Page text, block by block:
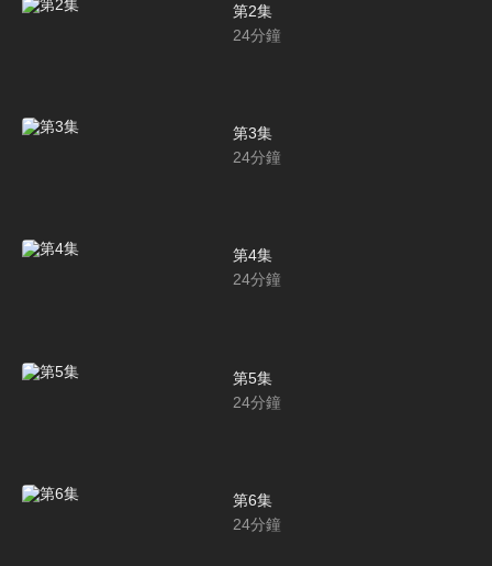
第2集
24分鐘
第3集
24分鐘
第4集
24分鐘
第5集
24分鐘
第6集
24分鐘